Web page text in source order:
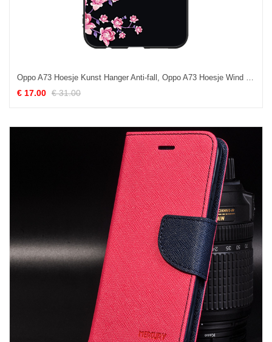
Oppo A73 Hoesje Kunst Hanger Anti-fall, Oppo A73 Hoesje Wind Siliconen
€ 17.00 € 31.00